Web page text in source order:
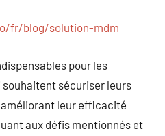
fr/blog/solution-mdm
pour les
sécuriser leurs
leur efficacité
aux défis mentionnés et